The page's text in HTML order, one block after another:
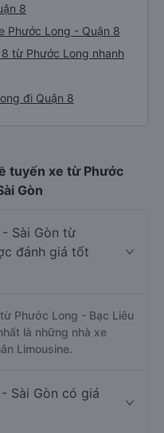
8
Phước Long - Quận 8
từ Phước Long nhanh
đi Quận 8
tuyến xe từ Phước
Gòn
Sài Gòn từ
đánh giá tốt
Phước Long - Bạc Liêu
là những nhà xe
Limousine.
Sài Gòn có giá